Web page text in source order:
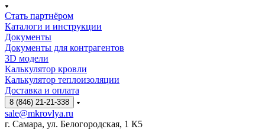
Стать партнёром
Каталоги и инструкции
Документы
Документы для контрагентов
3D модели
Калькулятор кровли
Калькулятор теплоизоляции
Доставка и оплата
8 (846) 21-21-338
sale@mkrovlya.ru
г. Самара, ул. Белогородская, 1 К5